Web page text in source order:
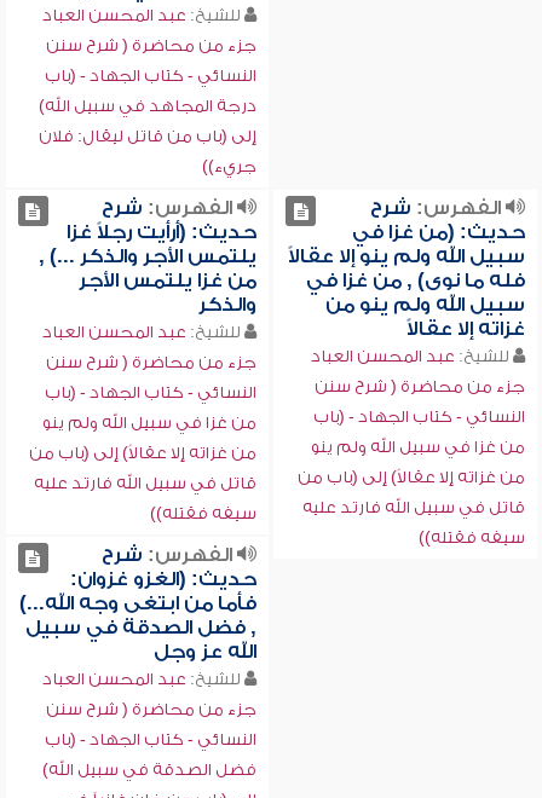
للشيخ: عبد المحسن العباد
جزء من محاضرة ( شرح سنن
النسائي - كتاب الجهاد - (باب
درجة المجاهد في سبيل الله)
إلى (باب من قاتل ليقال: فلان
جريء))
الفهرس: شرح
حديث: (من غزا في
سبيل الله ولم ينو إلا عقالاً
فله ما نوى) , من غزا في
سبيل الله ولم ينو من
غزاته إلا عقالاً
للشيخ: عبد المحسن العباد
جزء من محاضرة ( شرح سنن
النسائي - كتاب الجهاد - (باب
من غزا في سبيل الله ولم ينو
من غزاته إلا عقالاً) إلى (باب من
قاتل في سبيل الله فارتد عليه
سيفه فقتله))
الفهرس: شرح
حديث: (أرأيت رجلاً غزا
يلتمس الأجر والذكر ...) ,
من غزا يلتمس الأجر
والذكر
للشيخ: عبد المحسن العباد
جزء من محاضرة ( شرح سنن
النسائي - كتاب الجهاد - (باب
من غزا في سبيل الله ولم ينو
من غزاته إلا عقالاً) إلى (باب من
قاتل في سبيل الله فارتد عليه
سيفه فقتله))
الفهرس: شرح
حديث: (الغزو غزوان:
فأما من ابتغى وجه الله...)
, فضل الصدقة في سبيل
الله عز وجل
للشيخ: عبد المحسن العباد
جزء من محاضرة ( شرح سنن
النسائي - كتاب الجهاد - (باب
فضل الصدقة في سبيل الله)